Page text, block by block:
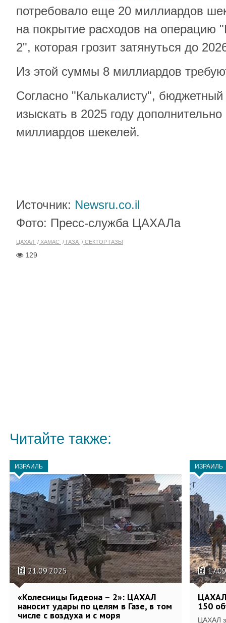
потребовало еще 20 миллиардов
на покрытие расходов на операцию
2", которая грозит затянуться до
Из этой суммы 8 миллиардов
Согласно "Калькалисту",
изыскать в 2025 году
миллиардов шекелей.
Источник: Newsru.co.il
Фото: Пресс-служба ЦАХАЛа
ЦАХАЛ ХАМАС ГАЗА СЕКТОР ГАЗЫ
129
Читайте также:
ИЗРАИЛЬ
21.09.2025
«Колесницы Гидеона – 2»: ЦАХАЛ
наносит удары по целям в Газе, в том
числе с воздуха и с моря
ИЗРАИЛЬ
150
ЦАХАЛ